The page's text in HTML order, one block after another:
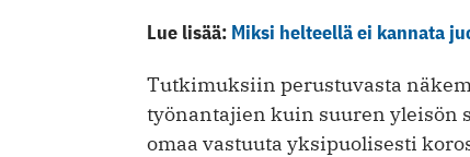
Lue lisää: Miksi helteellä ei kannata
Tutkimuksiin perustuvasta
työnantajien kuin suuren yleisön
omaa vastuuta yksipuolisesti